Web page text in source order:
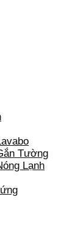
Tường
Lạnh